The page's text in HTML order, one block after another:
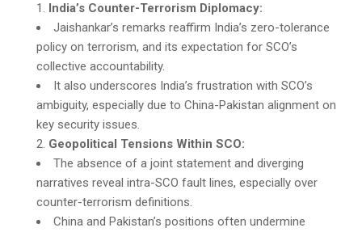
India’s Counter-Terrorism Diplomacy:
Jaishankar’s remarks reaffirm India’s zero-tolerance
policy on terrorism, and its expectation for SCO’s
collective accountability.
It also underscores India’s frustration with SCO’s
ambiguity, especially due to China-Pakistan alignment on
key security issues.
Geopolitical Tensions Within SCO:
The absence of a joint statement and diverging
narratives reveal intra-SCO fault lines, especially over
counter-terrorism definitions.
China and Pakistan’s positions often undermine